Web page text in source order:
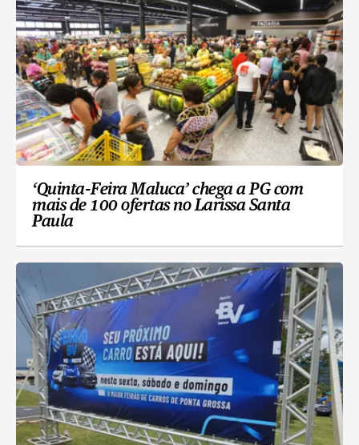
‘Quinta-Feira Maluca’ chega a PG com
mais de 100 ofertas no Larissa Santa
Paula